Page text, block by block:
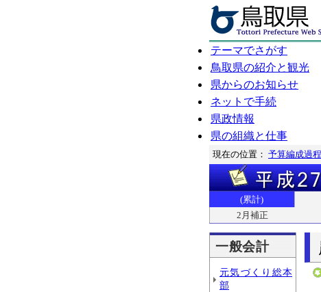
テーマでさがす
鳥取県の紹介と観光
県からのお知らせ
ネットで手続
県政情報
県の組織と仕事
現在の位置： 予算編成過
(累計)
2月補正
一般会計
元気づくり総本
部